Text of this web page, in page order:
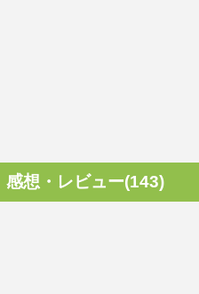
感想・レビュー(143)